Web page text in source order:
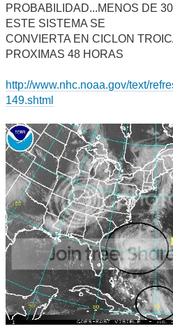
PROBABILIDAD...MENOS DE
ESTE SISTEMA SE
CONVIERTA EN CICLON
PROXIMAS 48 HORAS
http://www.nhc.noaa.gov/text/
149.shtml